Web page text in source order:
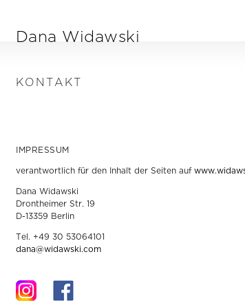
Dana Widawski
KONTAKT
IMPRESSUM
verantwortlich für den Inhalt der Seiten auf
Dana Widawski
Drontheimer Str. 19
D-13359 Berlin
Tel. +49 30 53064101
dana@widawski.com